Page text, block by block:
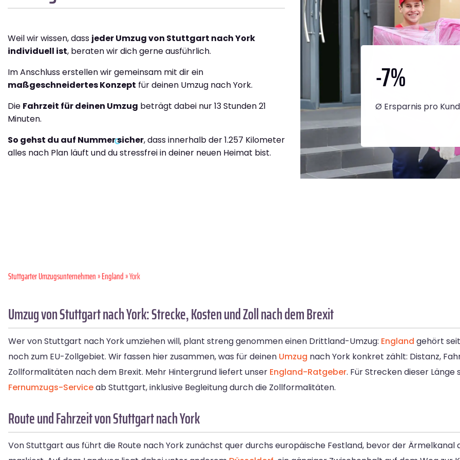
Weil wir wissen, dass jeder Umzug von Stuttgart nach York
individuell ist, beraten wir dich gerne ausführlich.
Im Anschluss erstellen wir gemeinsam mit dir ein
maßgeschneidertes Konzept für deinen Umzug nach York.
Die Fahrzeit für deinen Umzug beträgt dabei nur 13 Stunden 21
Minuten.
So gehst du auf Nummer sicher, dass innerhalb der 1.257 Kilometer
alles nach Plan läuft und du stressfrei in deiner neuen Heimat bist.
-7%
Ø Ersparnis pro
Stuttgarter Umzugsunternehmen»England» York
Umzug von Stuttgart nach York: Strecke, Kosten und Zoll nach dem Brexit
Wer von Stuttgart nach York umziehen will, plant streng genommen einen Drittland-Umzug: England gehört
noch zum EU-Zollgebiet. Wir fassen hier zusammen, was für deinen Umzug nach York konkret zählt: Distanz,
Zollformalitäten nach dem Brexit. Mehr Hintergrund liefert unser England-Ratgeber. Für Strecken dieser
Fernumzugs-Serviceab Stuttgart, inklusive Begleitung durch die Zollformalitäten.
Route und Fahrzeit von Stuttgart nach York
Von Stuttgart aus führt die Route nach York zunächst quer durchs europäische Festland, bevor der Ärmelkanal